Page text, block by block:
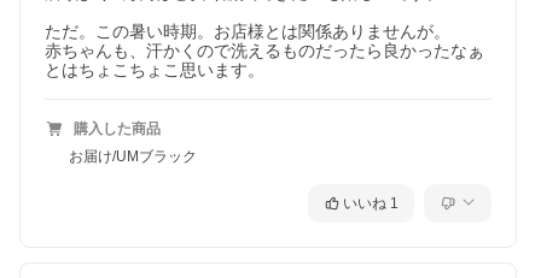
ただ。この暑い時期。お店様とは関係ありませんが。
赤ちゃんも、汗かくので洗えるものだったら良かったなぁ
とはちょこちょこ思います。
購入した商品
お届け/UMブラック
いいね 1